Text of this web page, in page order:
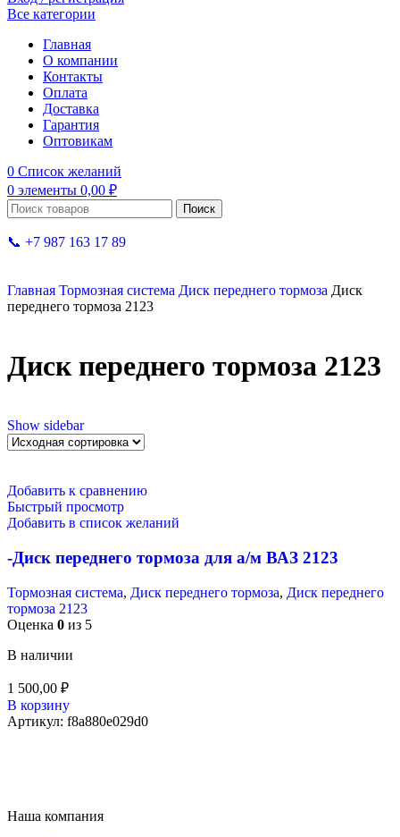
Все категории
Главная
О компании
Контакты
Оплата
Доставка
Гарантия
Оптовикам
0 Список желаний
0 элементы 0,00 ₽
Поиск
📞 +7 987 163 17 89
Главная Тормозная система Диск переднего тормоза Диск
переднего тормоза 2123
Диск переднего тормоза 2123
Show sidebar
Добавить к сравнению
Быстрый просмотр
Добавить в список желаний
-Диск переднего тормоза для а/м ВАЗ 2123
Тормозная система, Диск переднего тормоза, Диск переднего
тормоза 2123
Оценка 0 из 5
В наличии
1 500,00 ₽
В корзину
Артикул: f8a880e029d0
Наша компания